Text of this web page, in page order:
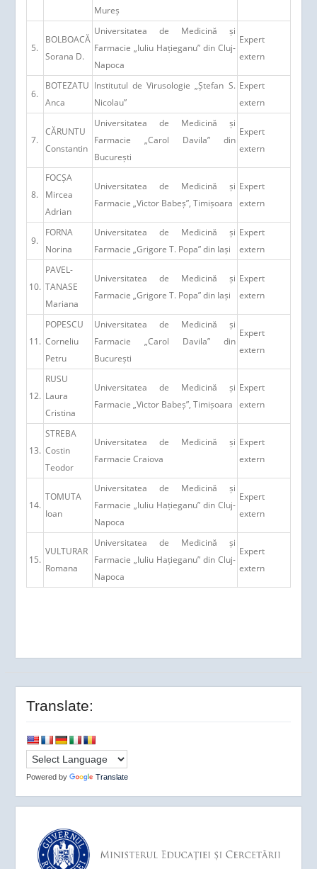
Mureș
5.
BOLBOACĂ
Sorana D.
Universitatea de Medicină și
Farmacie „Iuliu Hațieganu” din Cluj-
Napoca
Expert
extern
6.
BOTEZATU
Anca
Institutul de Virusologie „Ștefan S.
Nicolau”
Expert
extern
7.
CĂRUNTU
Constantin
Universitatea de Medicină și
Farmacie „Carol Davila” din
București
Expert
extern
8.
FOCȘA
Mircea
Adrian
Universitatea de Medicină și
Farmacie „Victor Babeș”, Timișoara
Expert
extern
9.
FORNA
Norina
Universitatea de Medicină și
Farmacie „Grigore T. Popa” din Iași
Expert
extern
10.
PAVEL-
TANASE
Mariana
Universitatea de Medicină și
Farmacie „Grigore T. Popa” din Iași
Expert
extern
11.
POPESCU
Corneliu
Petru
Universitatea de Medicină și
Farmacie „Carol Davila” din
București
Expert
extern
12.
RUSU
Laura
Cristina
Universitatea de Medicină și
Farmacie „Victor Babeș”, Timișoara
Expert
extern
13.
STREBA
Costin
Teodor
Universitatea de Medicină și
Farmacie Craiova
Expert
extern
14.
TOMUTA
Ioan
Universitatea de Medicină și
Farmacie „Iuliu Hațieganu” din Cluj-
Napoca
Expert
extern
15.
VULTURAR
Romana
Universitatea de Medicină și
Farmacie „Iuliu Hațieganu” din Cluj-
Napoca
Expert
extern
Translate:
Powered by Translate